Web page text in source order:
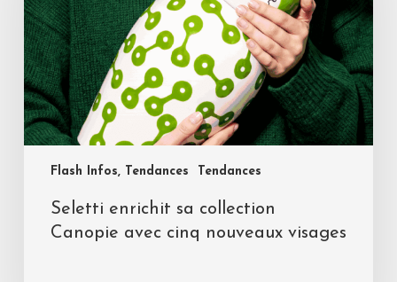
Flash Infos, Tendances Tendances
Seletti enrichit sa collection
Canopie avec cinq nouveaux visages